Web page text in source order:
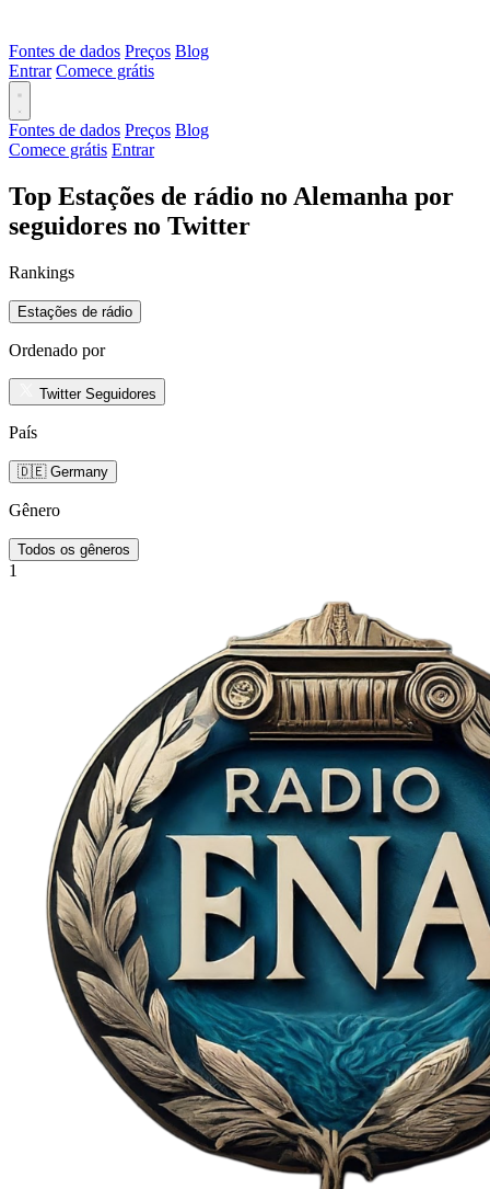
Fontes de dados Preços Blog
Entrar Comece grátis
Fontes de dados Preços Blog
Comece grátis Entrar
Top Estações de rádio no Alemanha por
seguidores no Twitter
Rankings
Estações de rádio
Ordenado por
Twitter Seguidores
País
🇩🇪 Germany
Gênero
Todos os gêneros
1